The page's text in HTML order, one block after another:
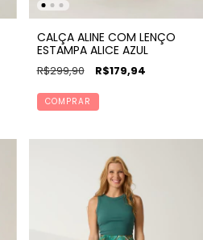
CALÇA ALINE COM LENÇO
ESTAMPA ALICE AZUL
R$299,90 R$179,94
COMPRAR